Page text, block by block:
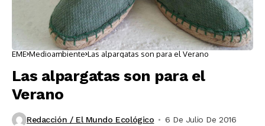
EME Medioambiente Las alpargatas son para el Verano
Las alpargatas son para el
Verano
Redacción / El Mundo Ecológico
6 De Julio De 2016